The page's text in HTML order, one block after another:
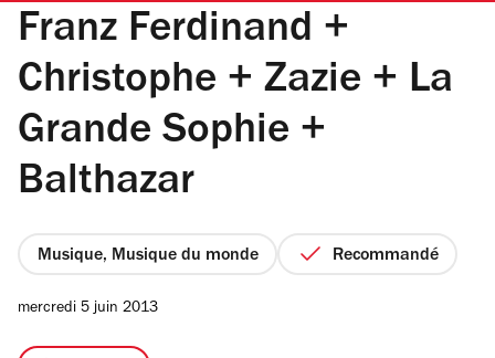
Franz Ferdinand +
Christophe + Zazie + La
Grande Sophie +
Balthazar
Musique, Musique du monde Recommandé
mercredi 5 juin 2013